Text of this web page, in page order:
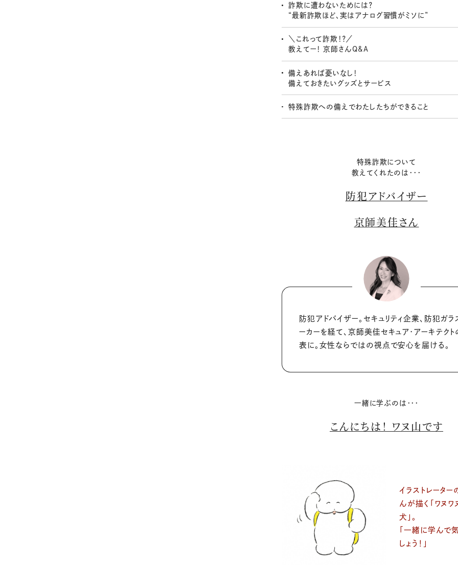
詐欺に遭わないためには？
“最新詐欺ほど、実はアナログ習慣がミソに”
＼これって詐欺！？／
教えてー！ 京師さんQ&A
備えあれば憂いなし！
備えておきたいグッズとサービス
特殊詐欺への備えでわたしたちができること
特殊詐欺について
教えてくれたのは・・・
防犯アドバイザー
京師美佳さん
防犯アドバイザー。セキュリティ企業、防犯ガラ
ーカーを経て、京師美佳セキュア･アーキテクト
表に。女性ならではの視点で安心を届ける。
一緒に学ぶのは・・・
こんにちは！ ワヌ山です
イラストレーター
んが描く「ワヌワ
犬」。
「一緒に学んで
しょう！」